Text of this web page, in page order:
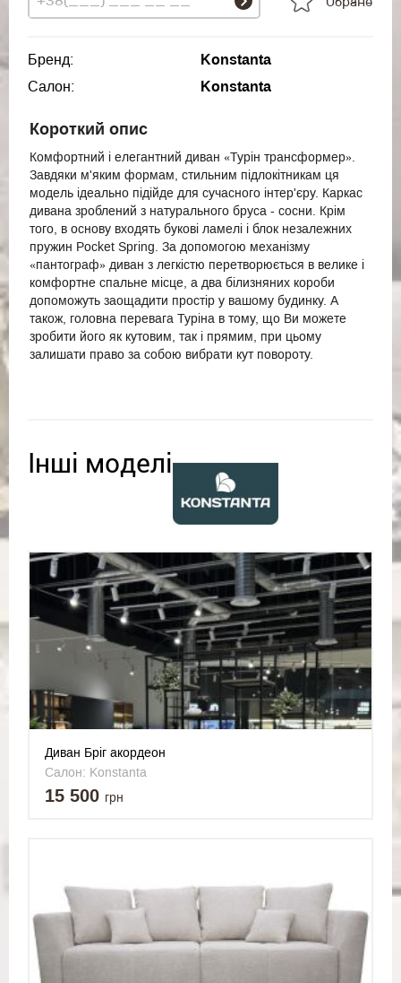
Бренд:
Konstanta
Салон:
Konstanta
Короткий опис
Комфортний і елегантний диван «Турін трансформер».
Завдяки м'яким формам, стильним підлокітникам ця
модель ідеально підійде для сучасного інтер'єру. Каркас
дивана зроблений з натурального бруса - сосни. Крім
того, в основу входять букові ламелі і блок незалежних
пружин Pocket Spring. За допомогою механізму
«пантограф» диван з легкістю перетворюється в велике і
комфортне спальне місце, а два білизняних короби
допоможуть заощадити простір у вашому будинку. А
також, головна перевага Туріна в тому, що Ви можете
зробити його як кутовим, так і прямим, при цьому
залишати право за собою вибрати кут повороту.
Інші моделі
Диван Бріг акордеон
Салон: Konstanta
15 500 грн